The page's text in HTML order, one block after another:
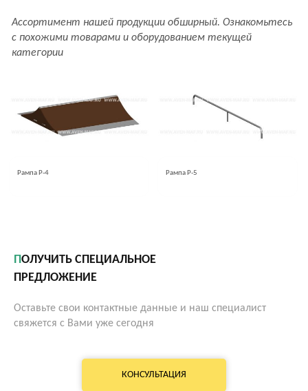
Ассортимент нашей продукции обширный. Ознакомьтесь
с похожими товарами и оборудованием текущей
категории
Рампа Р-4 Рампа Р-5
ПОЛУЧИТЬ СПЕЦИАЛЬНОЕ
ПРЕДЛОЖЕНИЕ
Оставьте свои контактные данные и наш специалист
свяжется с Вами уже сегодня
КОНСУЛЬТАЦИЯ